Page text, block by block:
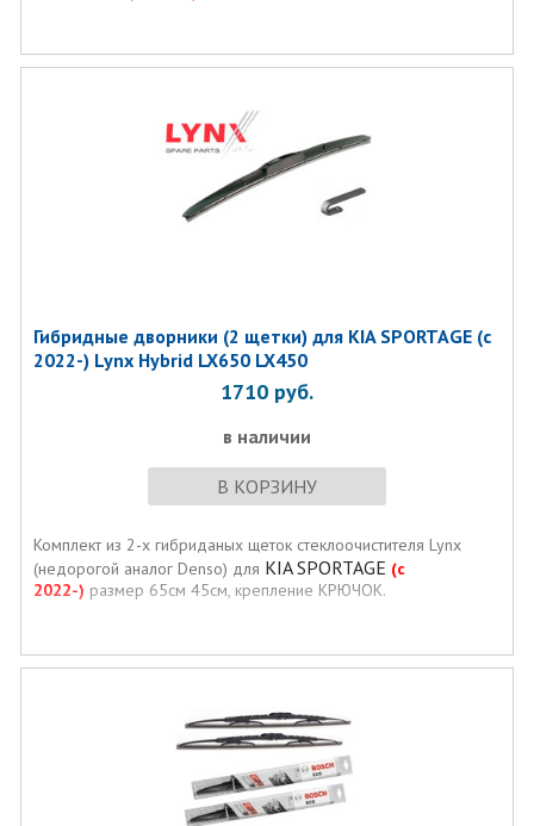
Гибридные дворники (2 щетки) для KIA SPORTAGE (с
2022-) Lynx Hybrid LX650 LX450
1710 руб.
в наличии
В КОРЗИНУ
Комплект из 2-х гибриданых щеток стеклоочистителя Lynx
(недорогой аналог Denso) для KIA SPORTAGE (с
2022-) размер 65см 45см, крепление КРЮЧОК.